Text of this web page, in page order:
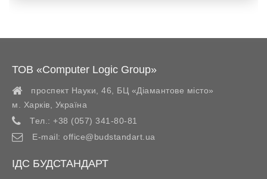
ТОВ «Computer Logic Group»
проспект Науки, 46, БЦ «Діамантове місто»
м. Харків
Україна
Тел.: +38 (057) 341-80-81
E-mail: office@budstandart.ua
ІДС БУДСТАНДАРТ